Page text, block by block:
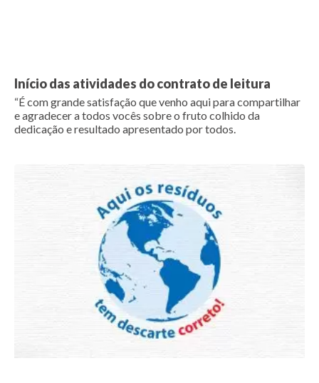
Início das atividades do contrato de leitura
“É com grande satisfação que venho aqui para compartilhar
e agradecer a todos vocês sobre o fruto colhido da
dedicação e resultado apresentado por todos.